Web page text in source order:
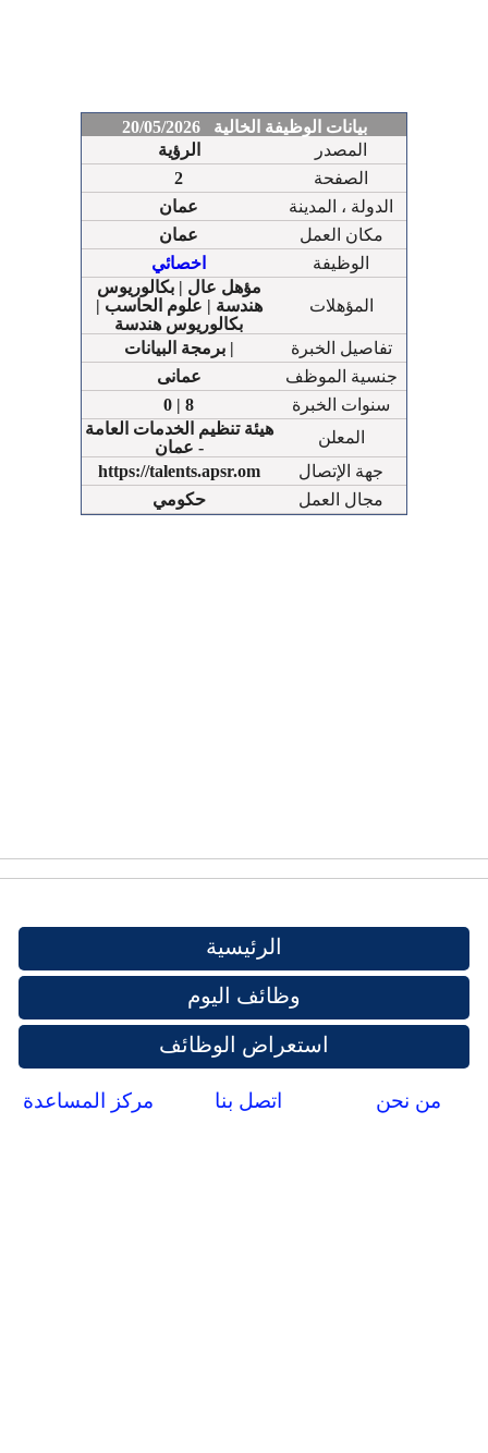
بيانات الوظيفة الخالية 20/05/2026
الرؤية
المصدر
2
الصفحة
عمان
الدولة ، المدينة
عمان
مكان العمل
اخصائي
الوظيفة
مؤهل عال | بكالوريوس
هندسة | علوم الحاسب |
بكالوريوس هندسة
المؤهلات
برمجة البيانات |
تفاصيل الخبرة
عمانى
جنسية الموظف
0 | 8
سنوات الخبرة
هيئة تنظيم الخدمات العامة
- عمان
المعلن
https://talents.apsr.om
جهة الإتصال
حكومي
مجال العمل
الرئيسية
وظائف اليوم
استعراض الوظائف
من نحن اتصل بنا مركز المساعدة